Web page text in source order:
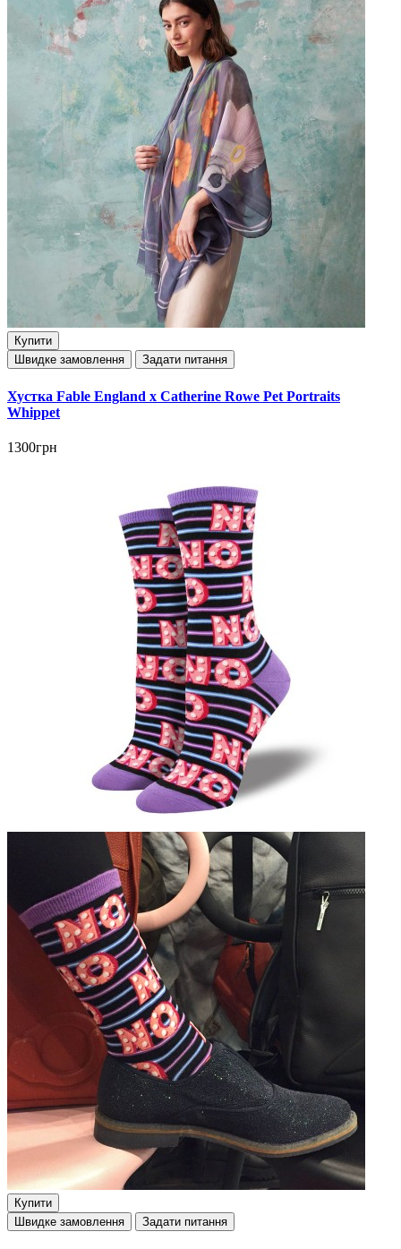
Купити
Швидке замовлення
Задати питання
Хустка Fable England x Catherine Rowe Pet Portraits
Whippet
1300грн
Купити
Швидке замовлення
Задати питання